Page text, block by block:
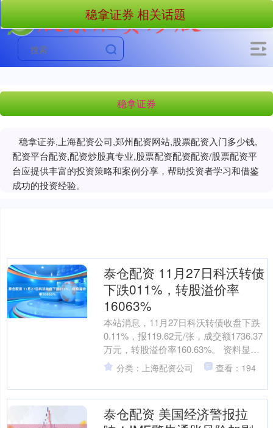
稳拿证券
稳拿证券,上海配资公司,郑州配资网站,股票配资入门多少钱,
配资平台配资,配资炒股真专业,股票配资配资配资/股票配资平
台应提供丰富的投资策略和案例分享，帮助投资者学习和借鉴
成功的投资经验。
稳拿证券 相关话题
泰仓配资 11月27日科沃转债
下跌011%，转股溢价率
16063%
本站消息，11月27日科沃转债收盘下跌
0.11%，报119.62元/张，成交额1736.37
万元，转股溢价率160.63%。 资料显
示，科沃转债信用级别为“AA....
分类：上海配资公司 查看：194
泰仓配资 美国经济警报拉